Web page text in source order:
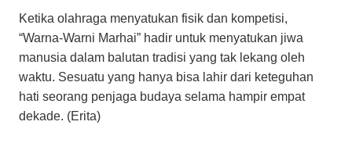
​Ketika olahraga menyatukan fisik dan kompetisi,
“Warna-Warni Marhai” hadir untuk menyatukan jiwa
manusia dalam balutan tradisi yang tak lekang oleh
waktu. Sesuatu yang hanya bisa lahir dari keteguhan
hati seorang penjaga budaya selama hampir empat
dekade. (Erita)